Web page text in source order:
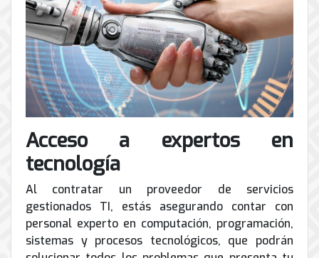
Acceso a expertos en
tecnología
Al contratar un proveedor de servicios
gestionados TI, estás asegurando contar con
personal experto en computación, programación,
sistemas y procesos tecnológicos, que podrán